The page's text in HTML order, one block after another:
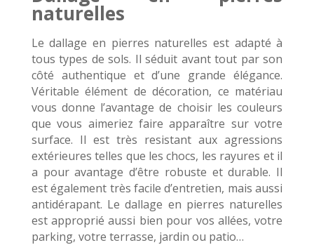
naturelles
Le dallage en pierres naturelles est adapté à
tous types de sols. Il séduit avant tout par son
côté authentique et d’une grande élégance.
Véritable élément de décoration, ce matériau
vous donne l’avantage de choisir les couleurs
que vous aimeriez faire apparaître sur votre
surface. Il est très resistant aux agressions
extérieures telles que les chocs, les rayures et il
a pour avantage d’être robuste et durable. Il
est également très facile d’entretien, mais aussi
antidérapant. Le dallage en pierres naturelles
est approprié aussi bien pour vos allées, votre
parking, votre terrasse, jardin ou patio…